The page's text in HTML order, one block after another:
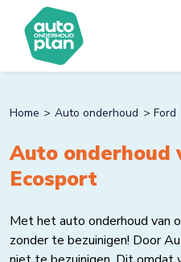
Home Auto onderhoud Ford
Auto onderhoud
Ecosport
Met het auto onderhoud van
zonder te bezuinigen! Door